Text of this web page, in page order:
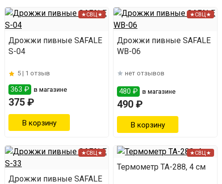
★СВЦ★
Дрожжи пивные SAFALE
S-04
5 | 1 отзыв
363 ₽ в магазине
375 ₽
★СВЦ★
Дрожжи пивные SAFALE
WB-06
нет отзывов
480 ₽ в магазине
490 ₽
★СВЦ★
Дрожжи пивные SAFALE
★СВЦ★
Термометр ТА-288, 4 см